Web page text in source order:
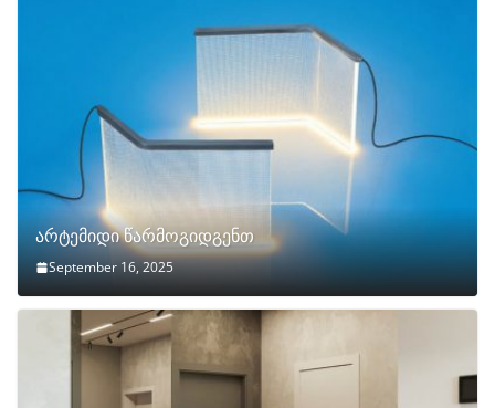
არტემიდი წარმოგიდგენთ
September 16, 2025